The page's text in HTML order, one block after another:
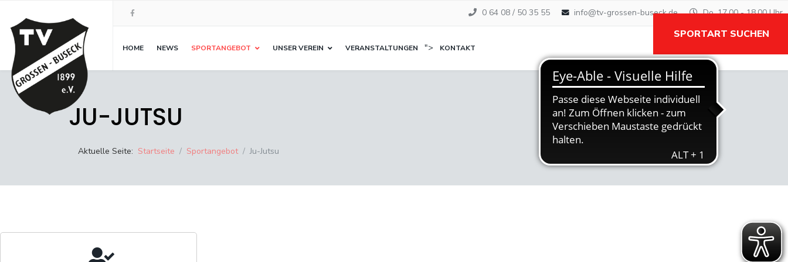
0 64 08 / 50 35 55 info@tv-grossen-buseck.de Do. 17.00 - 18.00 Uhr
SPORTART SUCHEN
HOME NEWS SPORTANGEBOT UNSER VEREIN VERANSTALTUNGEN "> KONTAKT
JU-JUTSU
Aktuelle Seite: Startseite Sportangebot Ju-Jutsu